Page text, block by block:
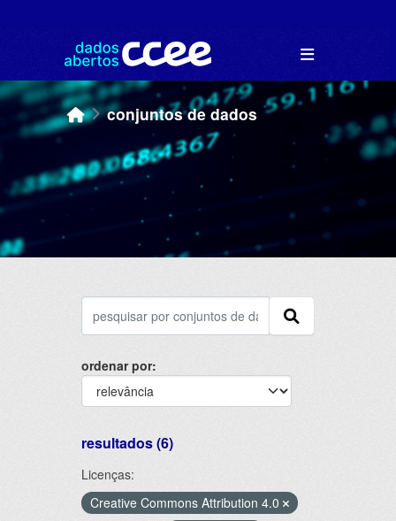
conjuntos de dados
ordenar por
resultados (6)
Licenças:
Creative Commons Attribution 4.0